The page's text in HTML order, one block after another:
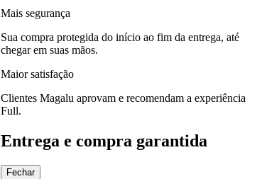
Mais segurança
Sua compra protegida do início ao fim da entrega, até
chegar em suas mãos.
Maior satisfação
Clientes Magalu aprovam e recomendam a experiência
Full.
Entrega e compra garantida
Fechar